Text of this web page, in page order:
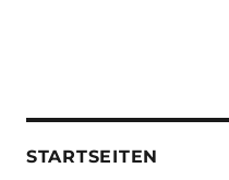
STARTSEITEN